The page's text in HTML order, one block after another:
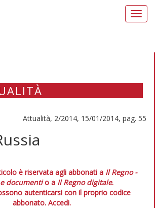
Attualità, 2/2014, 15/01/2014, pag. 55
è riservata agli abbonati a Il Regno -
documentio a Il Regno digitale.
autenticarsi con il proprio codice
abbonato. Accedi.